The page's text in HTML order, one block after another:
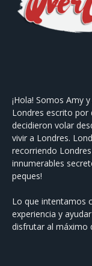
¡Hola! Somos Amy
Londres escrito por
decidieron volar
vivir a Londres.
recorriendo
innumerables
peques!
Lo que intentamos
experiencia y
disfrutar al máximo